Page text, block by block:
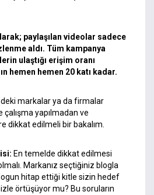
paylaşılan videolar sadece
aldı. Tüm kampanya
ulaştığı erişim oranı
hemen hemen 20 katı kadar.
markalar ya da firmalar
çalışma yapılmadan ve
dikkat edilmeli bir bakalım.
En temelde dikkat edilmesi
Markanız seçtiğiniz blogla
hitap ettiği kitle sizin hedef
örtüşüyor mu? Bu soruların